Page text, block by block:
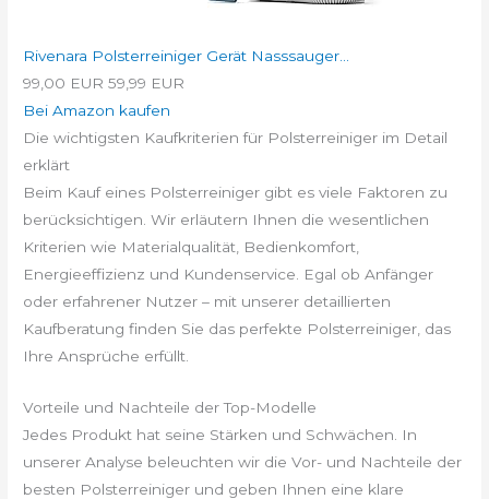
Rivenara Polsterreiniger Gerät Nasssauger...
99,00 EUR 59,99 EUR
Bei Amazon kaufen
Die wichtigsten Kaufkriterien für Polsterreiniger im Detail
erklärt
Beim Kauf eines Polsterreiniger gibt es viele Faktoren zu
berücksichtigen. Wir erläutern Ihnen die wesentlichen
Kriterien wie Materialqualität, Bedienkomfort,
Energieeffizienz und Kundenservice. Egal ob Anfänger
oder erfahrener Nutzer – mit unserer detaillierten
Kaufberatung finden Sie das perfekte Polsterreiniger, das
Ihre Ansprüche erfüllt.
Vorteile und Nachteile der Top-Modelle
Jedes Produkt hat seine Stärken und Schwächen. In
unserer Analyse beleuchten wir die Vor- und Nachteile der
besten Polsterreiniger und geben Ihnen eine klare